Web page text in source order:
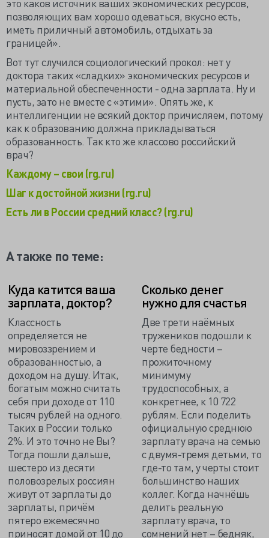
позволяющих вам хорошо одеваться, вкусно есть,
иметь приличный автомобиль, отдыхать за
границей».
Вот тут случился социологический прокол: нет у
доктора таких «сладких» экономических ресурсов и
материальной обеспеченности - одна зарплата. Ну и
пусть, зато не вместе с «этими». Опять же, к
интеллигенции не всякий доктор причисляем, потому
как к образованию должна прикладываться
образованность. Так кто же классово российский
врач?
Каждому – свои (rg.ru)
Шаг к достойной жизни (rg.ru)
Есть ли в России средний класс? (rg.ru)
А также по теме:
Куда катится ваша
зарплата, доктор?
Классность
определяется не
мировоззрением и
образованностью, а
доходом на душу. Итак,
богатым можно считать
себя при доходе от 110
тысяч рублей на одного.
Таких в России только
2%. И это точно не Вы?
Тогда пошли дальше,
шестеро из десяти
половозрелых россиян
живут от зарплаты до
зарплаты, причём
пятеро ежемесячно
приносят домой от 10 до
Сколько денег
нужно для счастья
Две трети наёмных
тружеников подошли к
черте бедности –
прожиточному
минимуму
трудоспособных, а
конкретнее, к 10 722
рублям. Если поделить
официальную среднюю
зарплату врача на семью
с двумя-тремя детьми, то
где-то там, у черты стоит
большинство наших
коллег. Когда начнёшь
делить реальную
зарплату врача, то
сомнений нет – бедняк,